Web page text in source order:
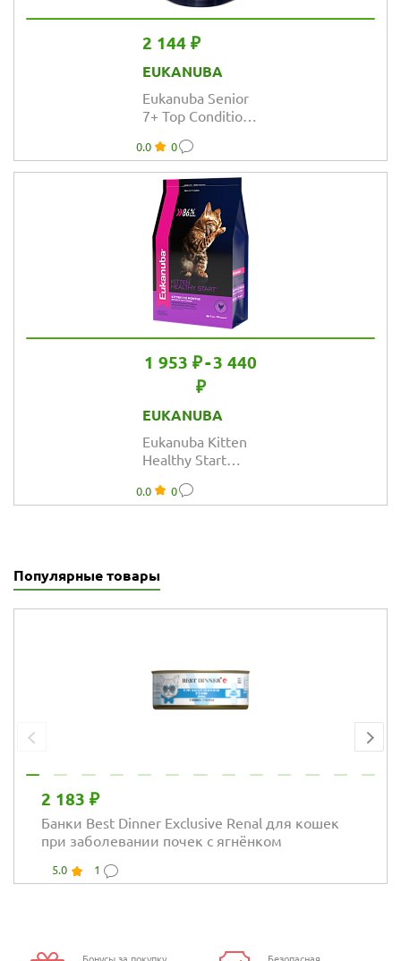
2 144 ₽
EUKANUBA
Eukanuba Senior
7+ Top Condition
из курицы в
соусе для
взрослых кошек
старше 7 лет
0.0 0
1 953 ₽-3 440
₽
EUKANUBA
Eukanuba Kitten
Healthy Start
сухой корм для
0.0 0
Популярные товары
2 183 ₽
Банки Best Dinner Exclusive Renal для кошек
при заболевании почек с ягнёнком
5.0 1